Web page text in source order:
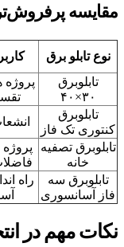
مقایسه
نوع تابلو برق
تابلوبرق
۳۰×۴۰
تابلوبرق
کنتوری تک فاز
تابلوبرق تصفیه‌
خانه
تابلوبرق سه
فاز آسانسوری
راه‌
نکات مهم در